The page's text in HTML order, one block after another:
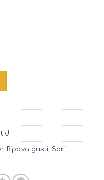
W kogus
, Rippvalgusti, Sari: